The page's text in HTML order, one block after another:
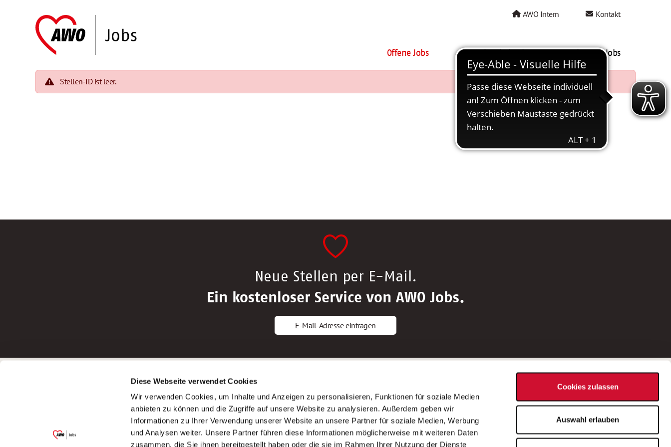
Diese Webseite verwendet Cookies
Wir verwenden Cookies, um Inhalte und Anzeigen zu personalisieren, Funktionen für soziale Medien
anbieten zu können und die Zugriffe auf unsere Website zu analysieren. Außerdem geben wir
Informationen zu Ihrer Verwendung unserer Website an unsere Partner für soziale Medien, Werbung
und Analysen weiter. Unsere Partner führen diese Informationen möglicherweise mit weiteren Daten
zusammen, die Sie ihnen bereitgestellt haben oder die sie im Rahmen Ihrer Nutzung der Dienste
Cookies zulassen
Auswahl erlauben
AWO Intern Kontakt
Offene Jobs AWO als Arbeitgeber Mein AWO Jobs
Stellen-ID ist leer.
Neue Stellen per E-Mail.
Ein kostenloser Service von AWO Jobs.
E-Mail-Adresse eintragen
Garitz Bewirtschaftungsbetriebe GmbH
(Ein Tochterunternehmen des AWO
Bezirksverbandes Unterfranken e.V.)
Bewerbungstipps
Bewerbung als Altenpfleger*in
Bewerbung als Krankenpfleger*in
Bewerbung als Altenpflegehelfer*in
Bewerbung als Erzieher*in
AWO Gliederungen nach Bundesland
Stellenangebote nach Bundesländern
Sitemap
Impressum
Datenschutz
Bei Fragen zu einer Stellenausschreibung
wenden Sie sich bitte an die*den in der
Stellenausschreibung genannte*n